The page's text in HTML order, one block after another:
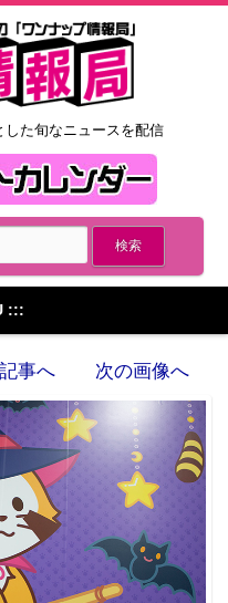
た旬なニュースを配信
:::
事へ 次の画像へ